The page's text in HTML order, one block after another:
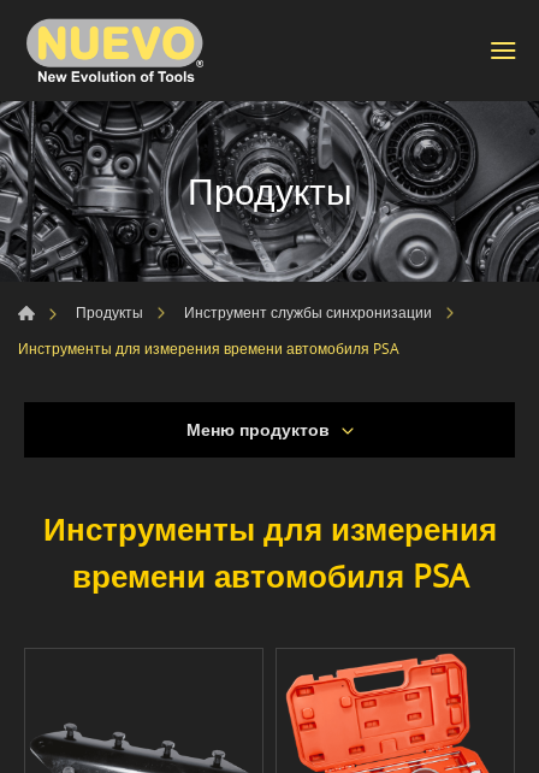
Продукты
Продукты
Инструмент службы синхронизации
Инструменты для измерения времени автомобиля PSA
Меню продуктов
Инструменты для измерения
времени автомобиля PSA